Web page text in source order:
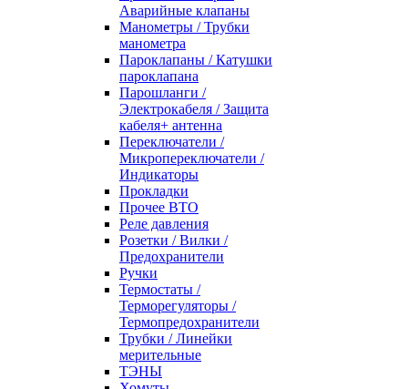
Аварийные клапаны
Манометры / Трубки
манометра
Пароклапаны / Катушки
пароклапана
Парошланги /
Электрокабеля / Защита
кабеля+ антенна
Переключатели /
Микропереключатели /
Индикаторы
Прокладки
Прочее ВТО
Реле давления
Розетки / Вилки /
Предохранители
Ручки
Термостаты /
Терморегуляторы /
Термопредохранители
Трубки / Линейки
мерительные
ТЭНЫ